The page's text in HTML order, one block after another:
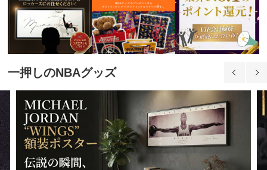
一押しのNBAグッズ
36,370円(税込)
29.5cm(488350円)
30.0cm(43520円)
43,520円(税込)
30.5cm(54260円)
54,260円(税込)